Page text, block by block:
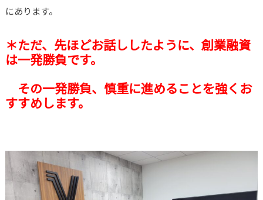
にあります。
＊ただ、先ほどお話ししたように、創業融資
は一発勝負です。
その一発勝負、慎重に進めることを強くお
すすめします。